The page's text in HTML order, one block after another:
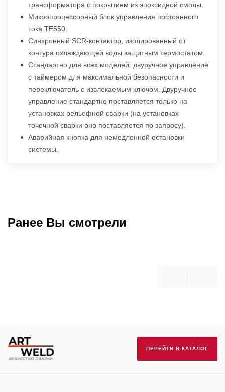
трансформатора с покрытием из эпоксидной смолы.
Микропроцессорный блок управления постоянного
тока TE550.
Синхронный SCR-контактор, изолированный от
контура охлаждающей воды защитным термостатом.
Стандартно для всех моделей: двуручное управление
с таймером для максимальной безопасности и
переключатель с извлекаемым ключом. Двуручное
управление стандартно поставляется только на
установках рельефной сварки (на установках
точечной сварки оно поставляется по запросу).
Аварийная кнопка для немедленной остановки
системы.
Ранее Вы смотрели
ПЕРЕЙТИ В КАТАЛОГ